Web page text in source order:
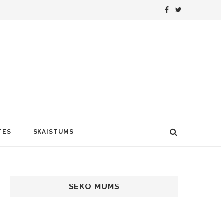
SKAISTUMS
SEKO MUMS